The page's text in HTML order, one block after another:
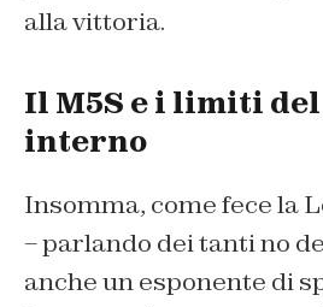
alla vittoria.
Il M5S e i limiti
interno
Insomma, come fece la
– parlando dei tanti no
anche un esponente di